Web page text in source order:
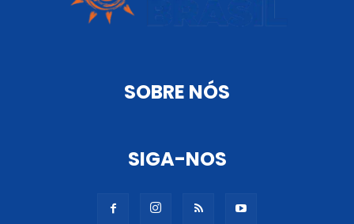
SOBRE NÓS
SIGA-NOS